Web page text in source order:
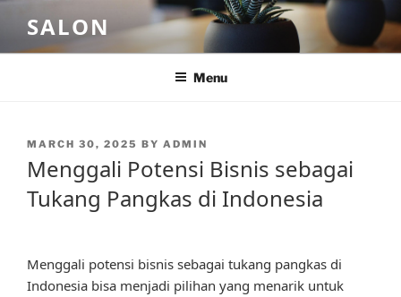
content
SALON
Menu
POSTED
MARCH 30, 2025 BY ADMIN
Menggali Potensi Bisnis sebagai
Tukang Pangkas di Indonesia
Menggali potensi bisnis sebagai tukang pangkas di
Indonesia bisa menjadi pilihan yang menarik untuk